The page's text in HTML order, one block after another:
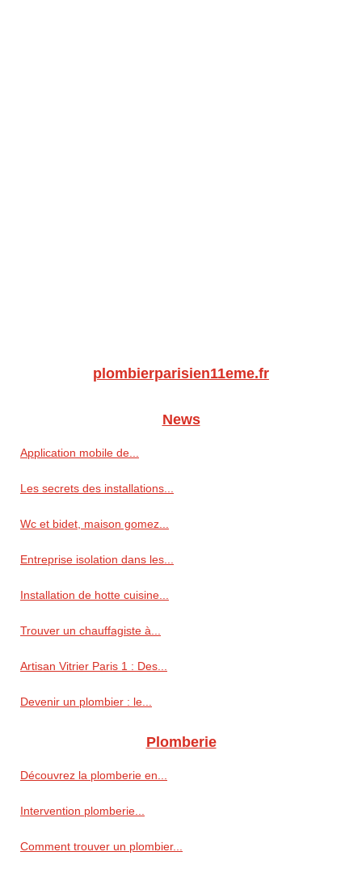
plombierparisien11eme.fr
News
Application mobile de...
Les secrets des installations...
Wc et bidet, maison gomez...
Entreprise isolation dans les...
Installation de hotte cuisine...
Trouver un chauffagiste à...
Artisan Vitrier Paris 1 : Des...
Devenir un plombier : le...
Plomberie
Découvrez la plomberie en...
Intervention plomberie...
Comment trouver un plombier...